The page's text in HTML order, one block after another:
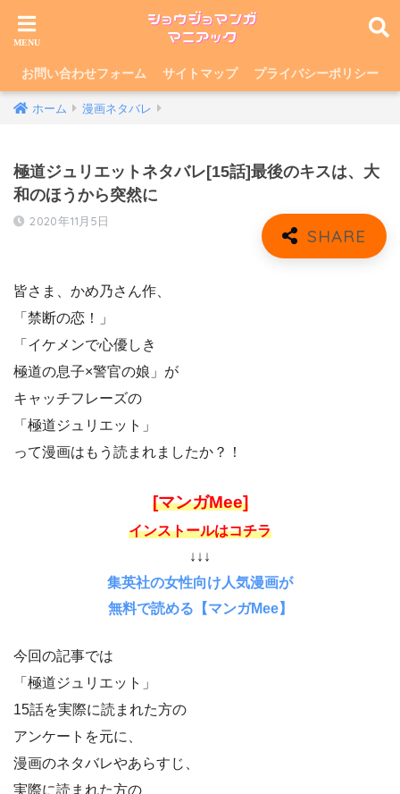
お問い合わせフォーム サイトマップ プライバシーポリシー
ホーム 漫画ネタバレ
極道ジュリエットネタバレ[15話]最後のキスは、大
和のほうから突然に
2020年11月5日
皆さま、かめ乃さん作、
「禁断の恋！」
「イケメンで心優しき
極道の息子×警官の娘」が
キャッチフレーズの
「極道ジュリエット」
って漫画はもう読まれましたか？！
[マンガMee]
インストールはコチラ
↓↓↓
集英社の女性向け人気漫画が
無料で読める【マンガMee】
今回の記事では
「極道ジュリエット」
15話を実際に読まれた方の
アンケートを元に、
漫画のネタバレやあらすじ、
実際に読まれた方の